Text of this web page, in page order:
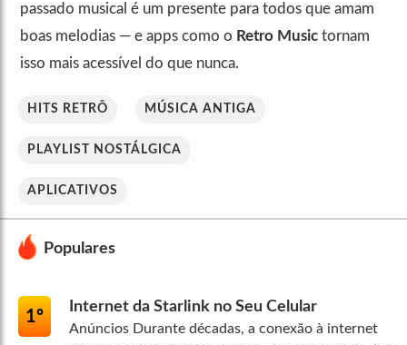
passado musical é um presente para todos que amam
boas melodias — e apps como o Retro Music tornam
isso mais acessível do que nunca.
HITS RETRÔ MÚSICA ANTIGA
PLAYLIST NOSTÁLGICA
APLICATIVOS
Populares
1º
Internet da Starlink no Seu Celular
Anúncios Durante décadas, a conexão à internet